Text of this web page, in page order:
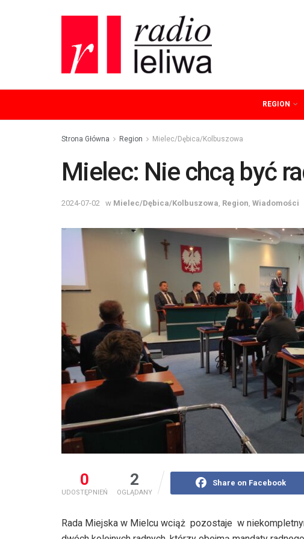
REGION
Strona Główna Region Mielec/Dębica/Kolbuszowa
Mielec: Nie chcą być
2024-07-02 w Mielec/Dębica/Kolbuszowa Region Wiadomości
0
UDOSTĘPNIEŃ
2
OGLĄDANY
Share on Facebook
Rada Miejska w Mielcu wciąż pozostaje w